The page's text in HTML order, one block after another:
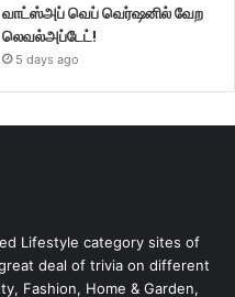
வாட்ஸ்அப் வெப் வெர்ஷனில் வேற
லெவல்அப்டேட்!
5 days ago
Lifestyle category sites of
deal of trivia on different
Fashion, Home & Garden,